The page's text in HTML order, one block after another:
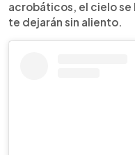
acrobáticos, el cielo se
te dejarán sin aliento.